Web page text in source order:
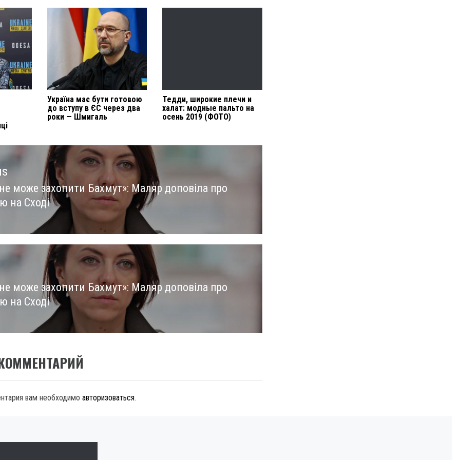
Україна має бути готовою
до вступу в ЄС через два
роки — Шмигаль
Тедди, широкие плечи и
халат: модные пальто на
осень 2019 (ФОТО)
може захопити Бахмут»: Маляр доповіла про
на Сході
може захопити Бахмут»: Маляр доповіла про
на Сході
вам необходимо авторизоваться.